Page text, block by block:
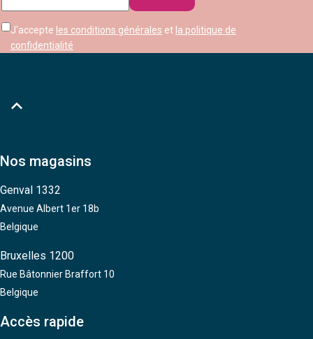
mail
J'accepte les conditions générales et la politique de
confidentialité

Nos magasins
Genval 1332
Avenue Albert 1er 18b
Belgique
Bruxelles 1200
Rue Bâtonnier Braffort 10
Belgique
Accès rapide